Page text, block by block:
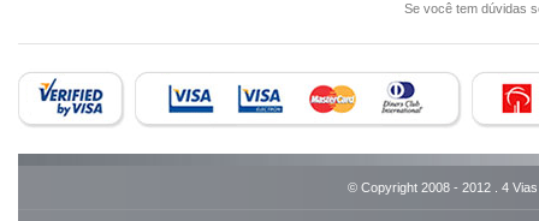
Se você tem dúvidas
© Copyright 2008 - 2012 . 4